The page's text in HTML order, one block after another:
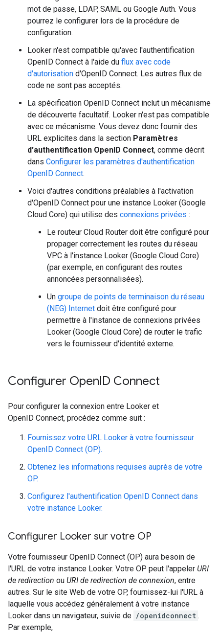
mot de passe, LDAP, SAML ou Google Auth. Vous
pourrez le configurer lors de la procédure de
configuration.
Looker n'est compatible qu'avec l'authentification
OpenID Connect à l'aide du flux avec code
d'autorisation d'OpenID Connect. Les autres flux de
code ne sont pas acceptés.
La spécification OpenID Connect inclut un mécanisme
de découverte facultatif. Looker n'est pas compatible
avec ce mécanisme. Vous devez donc fournir des
URL explicites dans la section Paramètres
d'authentification OpenID Connect, comme décrit
dans Configurer les paramètres d'authentification
OpenID Connect.
Voici d'autres conditions préalables à l'activation
d'OpenID Connect pour une instance Looker (Google
Cloud Core) qui utilise des connexions privées :
Le routeur Cloud Router doit être configuré pour
propager correctement les routes du réseau
VPC à l'instance Looker (Google Cloud Core)
(par exemple, en configurant des routes
annoncées personnalisées).
Un groupe de points de terminaison du réseau
(NEG) Internet doit être configuré pour
permettre à l'instance de connexions privées
Looker (Google Cloud Core) de router le trafic
vers le fournisseur d'identité externe.
Configurer OpenID Connect
Pour configurer la connexion entre Looker et
OpenID Connect, procédez comme suit :
Fournissez votre URL Looker à votre fournisseur
OpenID Connect (OP).
Obtenez les informations requises auprès de votre
OP.
Configurez l'authentification OpenID Connect dans
votre instance Looker.
Configurer Looker sur votre OP
Votre fournisseur OpenID Connect (OP) aura besoin de
l'URL de votre instance Looker. Votre OP peut l'appeler URI
de redirection ou URI de redirection de connexion, entre
autres. Sur le site Web de votre OP, fournissez-lui l'URL à
laquelle vous accédez généralement à votre instance
Looker dans un navigateur, suivie de /openidconnect .
Par exemple,